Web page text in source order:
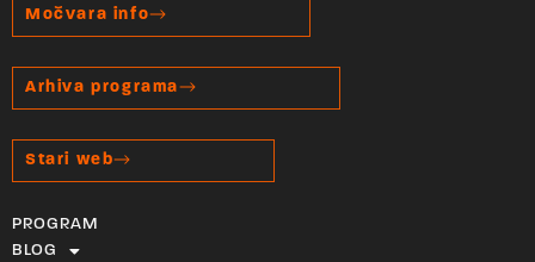
Močvara info
Arhiva programa
Stari web
PROGRAM
BLOG